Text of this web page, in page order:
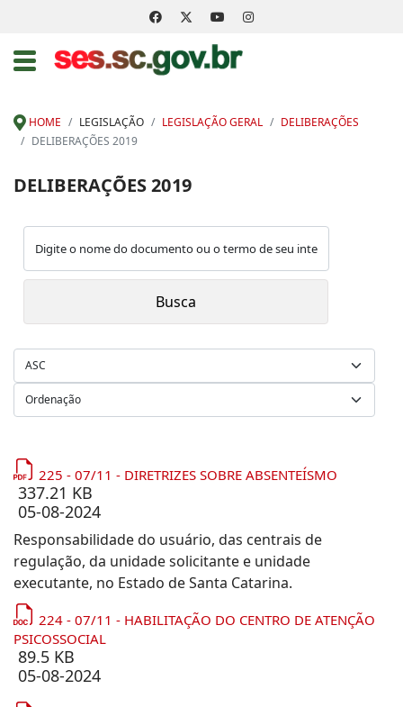
HOME LEGISLAÇÃO LEGISLAÇÃO GERAL
DELIBERAÇÕES
DELIBERAÇÕES 2019
DELIBERAÇÕES 2019
225 - 07/11 - DIRETRIZES SOBRE ABSENTEÍSMO
337.21 KB
05-08-2024
Responsabilidade do usuário, das centrais de
regulação, da unidade solicitante e unidade
executante, no Estado de Santa Catarina.
224 - 07/11 - HABILITAÇÃO DO CENTRO DE ATENÇÃO
PSICOSSOCIAL
89.5 KB
05-08-2024